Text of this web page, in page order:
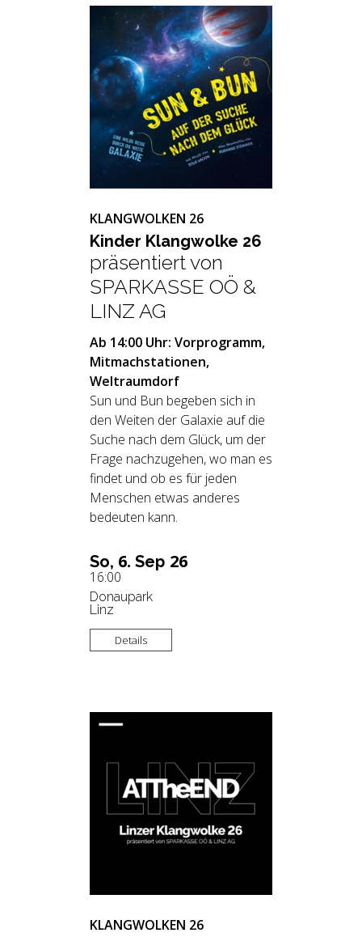
So, 6. Sep 26
16:00
Donaupark
Linz
KLANGWOLKEN 26
Kin­der Klang­wol­ke 26
präsentiert von
SPARKASSE OÖ &
LINZ AG
Ab 14:00 Uhr: Vorprogramm,
Mitmachstationen,
Weltraumdorf
Sun und Bun begeben sich in
den Weiten der Galaxie auf die
Suche nach dem Glück, um der
Frage nachzugehen, wo man es
findet und ob es für jeden
Menschen etwas anderes
bedeuten kann.
Details
KLANGWOLKEN 26